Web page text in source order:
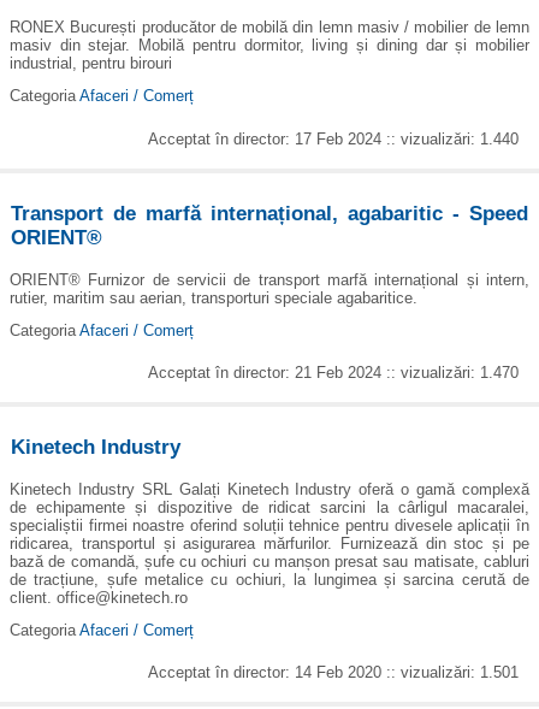
RONEX București producător de mobilă din lemn masiv / mobilier de lemn
masiv din stejar. Mobilă pentru dormitor, living și dining dar și mobilier
industrial, pentru birouri
CategoriaAfaceri / Comerț
Acceptat în director: 17 Feb 2024 :: vizualizări: 1.440
Transport de marfă internațional, agabaritic - Speed
ORIENT®
ORIENT® Furnizor de servicii de transport marfă internațional și intern,
rutier, maritim sau aerian, transporturi speciale agabaritice.
Categoria Afaceri / Comerț
Acceptat în director: 21 Feb 2024 :: vizualizări: 1.470
Kinetech Industry
Kinetech Industry SRL Galați Kinetech Industry oferă o gamă complexă
de echipamente și dispozitive de ridicat sarcini la cârligul macaralei,
specialiștii firmei noastre oferind soluții tehnice pentru divesele aplicații în
ridicarea, transportul și asigurarea mărfurilor. Furnizează din stoc și pe
bază de comandă, șufe cu ochiuri cu manșon presat sau matisate, cabluri
de tracțiune, șufe metalice cu ochiuri, la lungimea și sarcina cerută de
client. office@kinetech.ro
Categoria Afaceri / Comerț
Acceptat în director: 14 Feb 2020 :: vizualizări: 1.501